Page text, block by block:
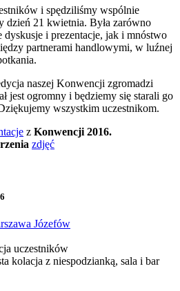
i spędziliśmy wspólnie
dzień 21 kwietnia. Była zarówno
dyskusje i prezentacje, jak i mnóstwo
partnerami handlowymi, w luźnej
naszej Konwencji zgromadzi
jest ogromny i będziemy się starali go
wszystkim uczestnikom.
z Konwencji 2016.
zdjęć
Józefów
uczestników
kolacja z niespodzianką, sala i bar